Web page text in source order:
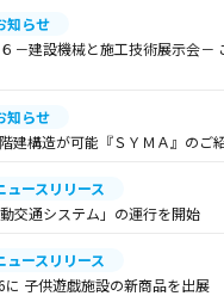
知らせ
－建設機械と施工技術展示会－
知らせ
建構造が可能『ＳＹＭＡ』のご
ュースリリース
動交通システム」の運行を開始
ュースリリース
に 子供遊戯施設の新商品を出展